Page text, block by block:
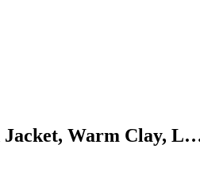
Jacket, Warm Clay,